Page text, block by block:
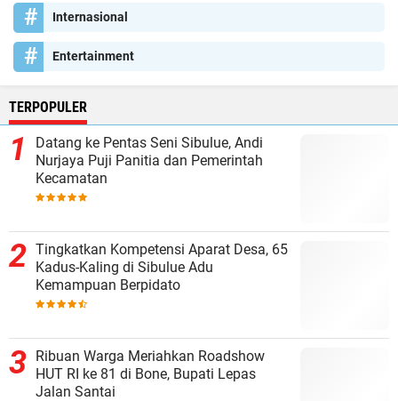
Internasional
Entertainment
TERPOPULER
Datang ke Pentas Seni Sibulue, Andi
Nurjaya Puji Panitia dan Pemerintah
Kecamatan
Tingkatkan Kompetensi Aparat Desa, 65
Kadus-Kaling di Sibulue Adu
Kemampuan Berpidato
Ribuan Warga Meriahkan Roadshow
HUT RI ke 81 di Bone, Bupati Lepas
Jalan Santai